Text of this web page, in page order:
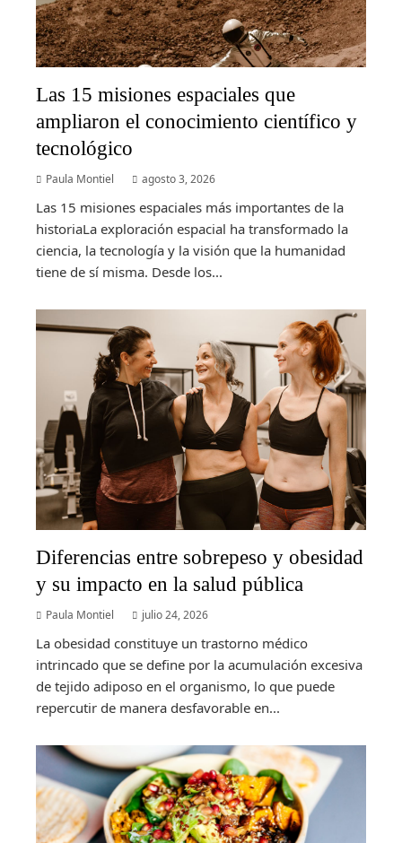
Las 15 misiones espaciales que
ampliaron el conocimiento científico y
tecnológico
Paula Montiel agosto 3, 2026
Las 15 misiones espaciales más importantes de la
historiaLa exploración espacial ha transformado la
ciencia, la tecnología y la visión que la humanidad
tiene de sí misma. Desde los...
Diferencias entre sobrepeso y obesidad
y su impacto en la salud pública
Paula Montiel julio 24, 2026
La obesidad constituye un trastorno médico
intrincado que se define por la acumulación excesiva
de tejido adiposo en el organismo, lo que puede
repercutir de manera desfavorable en...